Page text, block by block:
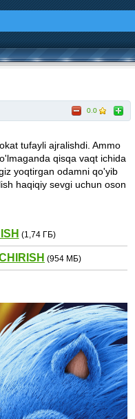
0.0
tufayli ajralishdi. Ammo
qisqa vaqt ichida
yoqtirgan odamni qo'yib
haqiqiy sevgi uchun oson
(1,74 ГБ)
(954 МБ)